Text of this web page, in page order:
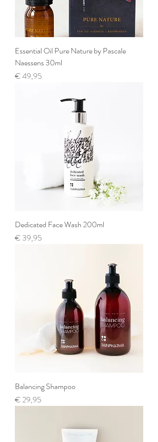
Essential Oil Pure Nature by Pascale
Naessens 30ml
Prijs
€ 49,95
Dedicated Face Wash 200ml
Prijs
€ 39,95
Balancing Shampoo
Prijs
€ 29,95